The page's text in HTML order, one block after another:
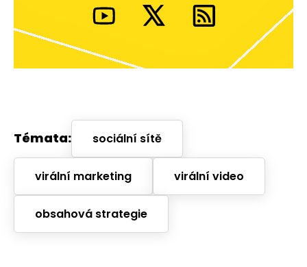
Témata: sociální sítě
virální marketing virální video
obsahová strategie